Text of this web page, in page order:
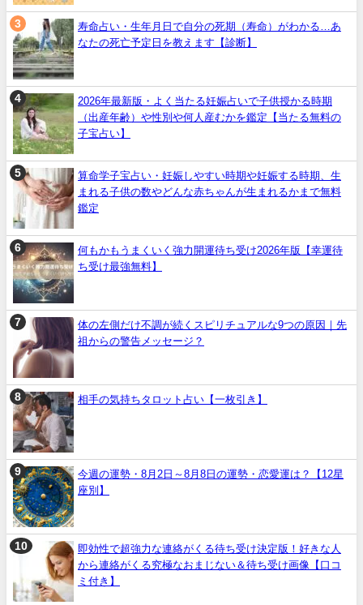
寿命占い・生年月日で自分の死期（寿命）がわかる…あ
なたの死亡予定日を教えます【診断】
2026年最新版・よく当たる妊娠占いで子供授かる時期
（出産年齢）や性別や何人産むかを鑑定【当たる無料の
子宝占い】
算命学子宝占い・妊娠しやすい時期や妊娠する時期、生
まれる子供の数やどんな赤ちゃんが生まれるかまで無料
鑑定
何もかもうまくいく強力開運待ち受け2026年版【幸運待
ち受け最強無料】
体の左側だけ不調が続くスピリチュアルな9つの原因｜先
祖からの警告メッセージ？
相手の気持ちタロット占い【一枚引き】
今週の運勢・8月2日～8月8日の運勢・恋愛運は？【12星
座別】
即効性で超強力な連絡がくる待ち受け決定版！好きな人
から連絡がくる究極なおまじない＆待ち受け画像【口コ
ミ付き】